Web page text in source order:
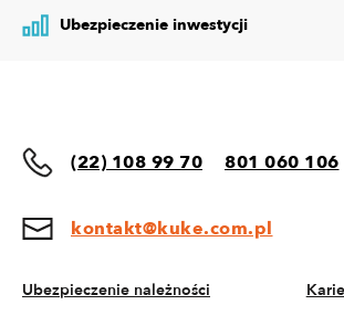
Ubezpieczenie inwestycji
(22) 108 99 70 801 060 106
kontakt@kuke.com.pl
Ubezpieczenie należności